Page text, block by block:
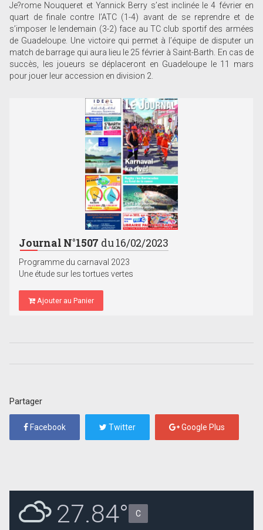
Je?rome Nouqueret et Yannick Berry s’est inclinée le 4 février en
quart de finale contre l’ATC (1-4) avant de se reprendre et de
s’imposer le lendemain (3-2) face au TC club sportif des armées
de Guadeloupe. Une victoire qui permet à l’équipe de disputer un
match de barrage qui aura lieu le 25 février à Saint-Barth. En cas de
succès, les joueurs se déplaceront en Guadeloupe le 11 mars
pour jouer leur accession en division 2.
Journal N°1507 du 16/02/2023
Programme du carnaval 2023
Une étude sur les tortues vertes
Ajouter au Panier
Partager
Facebook Twitter Google Plus
27.84° C